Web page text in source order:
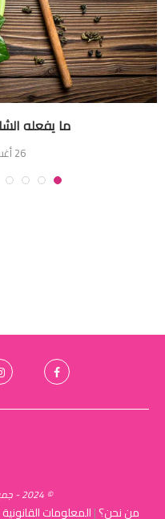
ما يفعله
26 أغسطس، 2018
© 2024 - جميع الحقوق محفوظة
من نحن؟|المعلومات القانونية